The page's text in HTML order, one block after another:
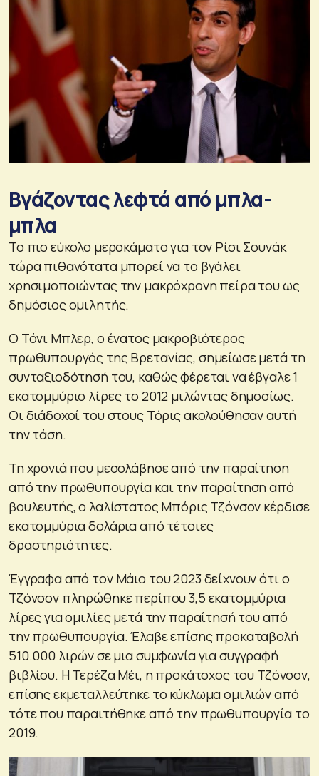
Βγάζοντας λεφτά από μπλα-
μπλα
Το πιο εύκολο μεροκάματο για τον Ρίσι Σουνάκ
τώρα πιθανότατα μπορεί να το βγάλει
χρησιμοποιώντας την μακρόχρονη πείρα του ως
δημόσιος ομιλητής.
Ο Τόνι Μπλερ, ο ένατος μακροβιότερος
πρωθυπουργός της Βρετανίας, σημείωσε μετά τη
συνταξιοδότησή του, καθώς φέρεται να έβγαλε 1
εκατομμύριο λίρες το 2012 μιλώντας δημοσίως.
Οι διάδοχοί του στους Τόρις ακολούθησαν αυτή
την τάση.
Τη χρονιά που μεσολάβησε από την παραίτηση
από την πρωθυπουργία και την παραίτηση από
βουλευτής, ο λαλίστατος Μπόρις Τζόνσον κέρδισε
εκατομμύρια δολάρια από τέτοιες
δραστηριότητες.
Έγγραφα από τον Μάιο του 2023 δείχνουν ότι ο
Τζόνσον πληρώθηκε περίπου 3,5 εκατομμύρια
λίρες για ομιλίες μετά την παραίτησή του από
την πρωθυπουργία. Έλαβε επίσης προκαταβολή
510.000 λιρών σε μια συμφωνία για συγγραφή
βιβλίου. Η Τερέζα Μέι, η προκάτοχος του Τζόνσον,
επίσης εκμεταλλεύτηκε το κύκλωμα ομιλιών από
τότε που παραιτήθηκε από την πρωθυπουργία το
2019.